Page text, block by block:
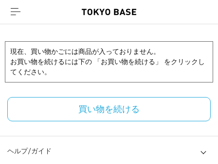
現在、買い物かごには商品が入っておりません。
お買い物を続けるには下の 「お買い物を続ける」 をクリックし
てください。
買い物を続ける
ヘルプ/ガイド